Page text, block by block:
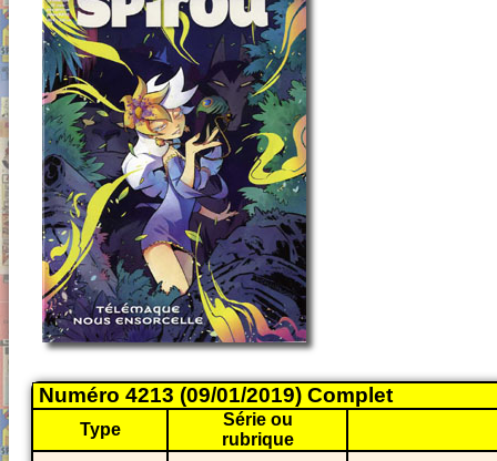
Numéro 4213 (09/01/2019) Complet
Type
Série ou
rubrique